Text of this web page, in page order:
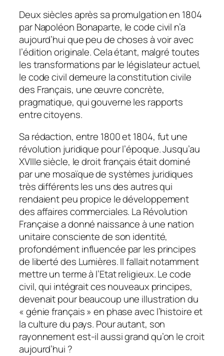
Deux siècles après sa promulgation en 1804
par Napoléon Bonaparte, le code civil n’a
aujourd’hui que peu de choses à voir avec
l’édition originale. Cela étant, malgré toutes
les transformations par le législateur actuel,
le code civil demeure la constitution civile
des Français, une œuvre concrète,
pragmatique, qui gouverne les rapports
entre citoyens.
Sa rédaction, entre 1800 et 1804, fut une
révolution juridique pour l’époque. Jusqu’au
XVIIIe siècle, le droit français était dominé
par une mosaïque de systèmes juridiques
très différents les uns des autres qui
rendaient peu propice le développement
des affaires commerciales. La Révolution
Française a donné naissance à une nation
unitaire consciente de son identité,
profondément influencée par les principes
de liberté des Lumières. Il fallait notamment
mettre un terme à l’Etat religieux. Le code
civil, qui intégrait ces nouveaux principes,
devenait pour beaucoup une illustration du
« génie français » en phase avec l’histoire et
la culture du pays. Pour autant, son
rayonnement est-il aussi grand qu’on le croit
aujourd’hui ?